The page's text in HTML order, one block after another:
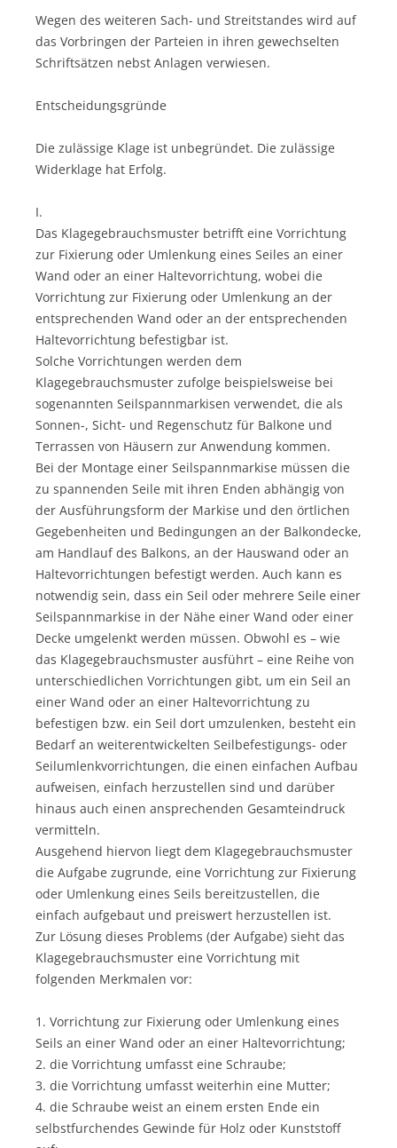
Wegen des weiteren Sach- und Streitstandes wird auf
das Vorbringen der Parteien in ihren gewechselten
Schriftsätzen nebst Anlagen verwiesen.
Entscheidungsgründe
Die zulässige Klage ist unbegründet. Die zulässige
Widerklage hat Erfolg.
I.
Das Klagegebrauchsmuster betrifft eine Vorrichtung
zur Fixierung oder Umlenkung eines Seiles an einer
Wand oder an einer Haltevorrichtung, wobei die
Vorrichtung zur Fixierung oder Umlenkung an der
entsprechenden Wand oder an der entsprechenden
Haltevorrichtung befestigbar ist.
Solche Vorrichtungen werden dem
Klagegebrauchsmuster zufolge beispielsweise bei
sogenannten Seilspannmarkisen verwendet, die als
Sonnen-, Sicht- und Regenschutz für Balkone und
Terrassen von Häusern zur Anwendung kommen.
Bei der Montage einer Seilspannmarkise müssen die
zu spannenden Seile mit ihren Enden abhängig von
der Ausführungsform der Markise und den örtlichen
Gegebenheiten und Bedingungen an der Balkondecke,
am Handlauf des Balkons, an der Hauswand oder an
Haltevorrichtungen befestigt werden. Auch kann es
notwendig sein, dass ein Seil oder mehrere Seile einer
Seilspannmarkise in der Nähe einer Wand oder einer
Decke umgelenkt werden müssen. Obwohl es – wie
das Klagegebrauchsmuster ausführt – eine Reihe von
unterschiedlichen Vorrichtungen gibt, um ein Seil an
einer Wand oder an einer Haltevorrichtung zu
befestigen bzw. ein Seil dort umzulenken, besteht ein
Bedarf an weiterentwickelten Seilbefestigungs- oder
Seilumlenkvorrichtungen, die einen einfachen Aufbau
aufweisen, einfach herzustellen sind und darüber
hinaus auch einen ansprechenden Gesamteindruck
vermitteln.
Ausgehend hiervon liegt dem Klagegebrauchsmuster
die Aufgabe zugrunde, eine Vorrichtung zur Fixierung
oder Umlenkung eines Seils bereitzustellen, die
einfach aufgebaut und preiswert herzustellen ist.
Zur Lösung dieses Problems (der Aufgabe) sieht das
Klagegebrauchsmuster eine Vorrichtung mit
folgenden Merkmalen vor:
1. Vorrichtung zur Fixierung oder Umlenkung eines
Seils an einer Wand oder an einer Haltevorrichtung;
2. die Vorrichtung umfasst eine Schraube;
3. die Vorrichtung umfasst weiterhin eine Mutter;
4. die Schraube weist an einem ersten Ende ein
selbstfurchendes Gewinde für Holz oder Kunststoff